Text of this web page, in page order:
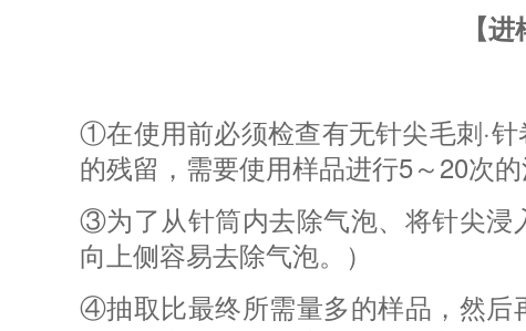
【
①在使用前必须检查有无针尖毛刺·
的残留，需要使用样品进行5～20次
③为了从针筒内去除气泡、将针尖浸
向上侧容易去除气泡。）
④抽取比最终所需量多的样品，然后